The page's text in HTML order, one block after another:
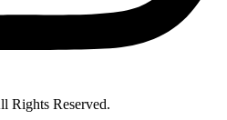
Rights Reserved.